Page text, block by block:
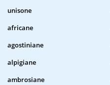
unisone
africane
agostiniane
alpigiane
ambrosiane